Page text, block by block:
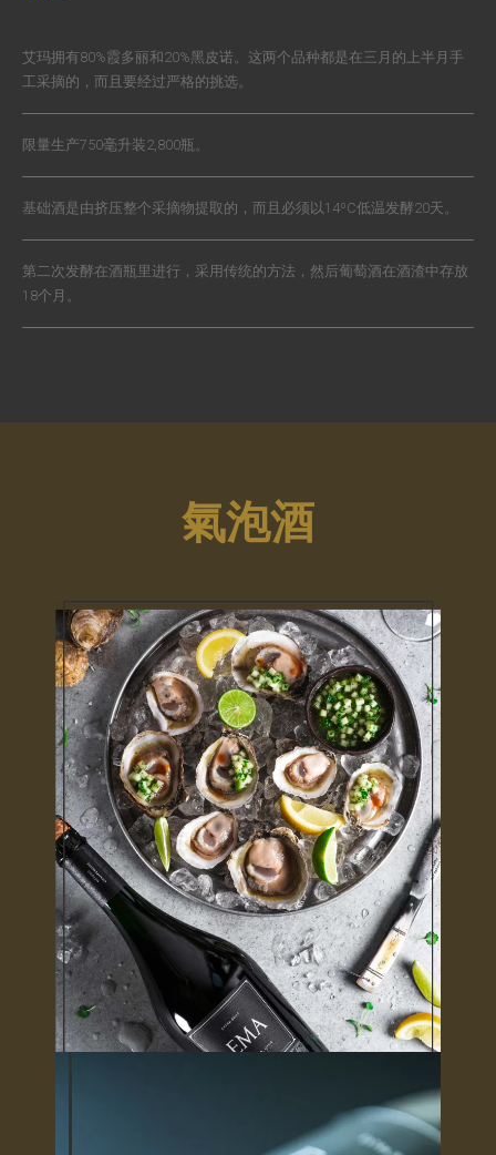
艾玛拥有80%霞多丽和20%黑皮诺。这两个品种都是在三月的上半月手
工采摘的，而且要经过严格的挑选。
限量生产750毫升装2,800瓶。
基础酒是由挤压整个采摘物提取的，而且必须以14ºC低温发酵20天。
第二次发酵在酒瓶里进行，采用传统的方法，然后葡萄酒在酒渣中存放
18个月。
氣泡酒